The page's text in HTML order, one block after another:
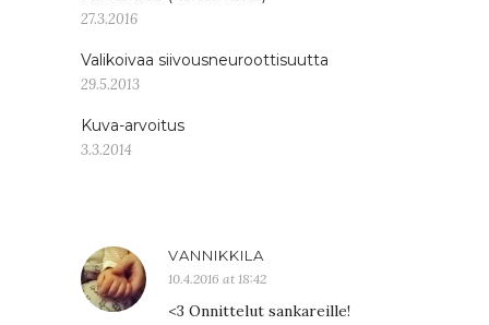
27.3.2016
Valikoivaa siivousneuroottisuutta
29.5.2013
Kuva-arvoitus
3.3.2014
VANNIKKILA
10.4.2016 at 18:42
<3 Onnittelut sankareille!